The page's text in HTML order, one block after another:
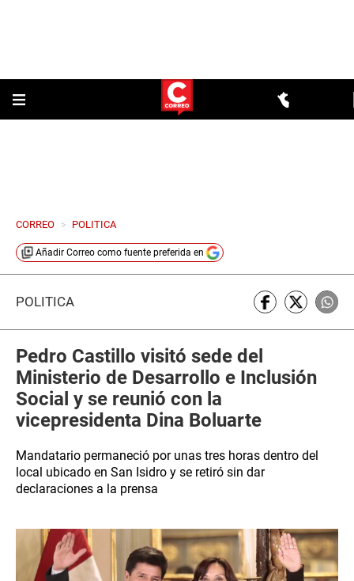
CORREO > POLITICA
Añadir Correo como fuente preferida en
POLÍTICA
Pedro Castillo visitó sede del
Ministerio de Desarrollo e Inclusión
Social y se reunió con la
vicepresidenta Dina Boluarte
Mandatario permaneció por unas tres horas dentro del
local ubicado en San Isidro y se retiró sin dar
declaraciones a la prensa